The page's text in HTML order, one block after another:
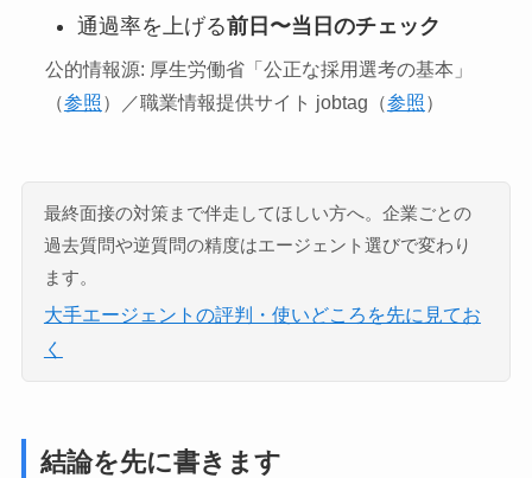
通過率を上げる前日〜当日のチェック
公的情報源: 厚生労働省「公正な採用選考の基本」
（参照）／職業情報提供サイト jobtag（参照）
最終面接の対策まで伴走してほしい方へ。企業ごとの
過去質問や逆質問の精度はエージェント選びで変わり
ます。
大手エージェントの評判・使いどころを先に見てお
く
結論を先に書きます